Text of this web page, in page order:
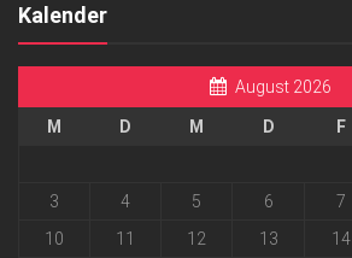
Kalender
August 2026
M D M D F
3
4 5 6 7
10
11 12 13 14